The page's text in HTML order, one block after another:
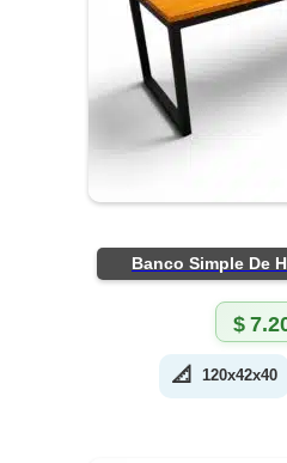
Banco Simple De
$
📐 120x42x40